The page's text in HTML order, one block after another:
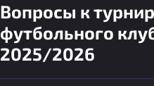
Вопросы к
футбольного
2025/2026